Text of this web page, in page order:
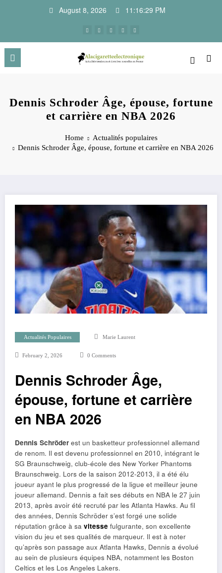
August 8, 2026 11:16:30 PM
Dennis Schroder Âge, épouse, fortune
et carrière en NBA 2026
Home
Actualités populaires
Dennis Schroder Âge, épouse, fortune et carrière en NBA 2026
Actualités Populaires Marie Laurent
February 2, 2026 0 Comments
Dennis Schroder Âge,
épouse, fortune et carrière
en NBA 2026
Dennis Schröder est un basketteur professionnel allemand
de renom. Il est devenu professionnel en 2010, intégrant le
SG Braunschweig, club-école des New Yorker Phantoms
Braunschweig. Lors de la saison 2012-2013, il a été élu
joueur ayant le plus progressé de la ligue et meilleur jeune
joueur allemand. Dennis a fait ses débuts en NBA le 27 juin
2013, après avoir été recruté par les Atlanta Hawks. Au fil
des années, Dennis Schröder s’est forgé une solide
réputation grâce à sa vitesse fulgurante, son excellente
vision du jeu et ses qualités de marqueur. Il est à noter
qu’après son passage aux Atlanta Hawks, Dennis a évolué
au sein de plusieurs équipes NBA, notamment les Boston
Celtics et les Los Angeles Lakers.